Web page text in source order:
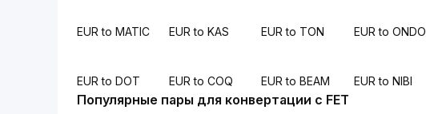
EUR to MATIC EUR to KAS EUR to TON EUR to ONDO
EUR to DOT EUR to COQ EUR to BEAM EUR to NIBI
Популярные пары для конвертации с FET